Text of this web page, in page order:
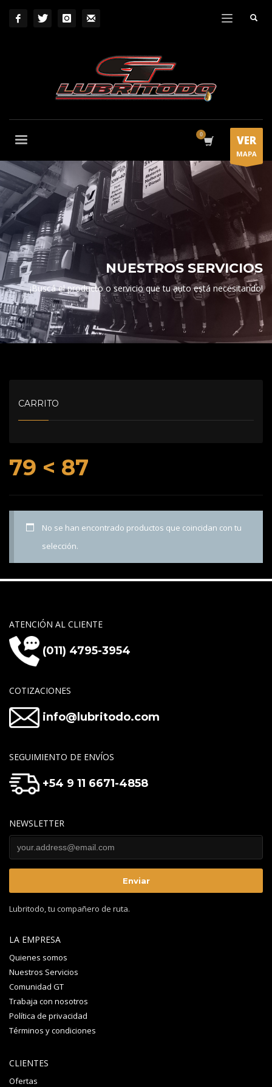
VER
MAPA
NUESTROS SERVICIOS
¡Buscá el producto o servicio que tu auto está necesitando!
79 < 87
No se han encontrado productos que coincidan con tu
selección.
CARRITO
ATENCIÓN AL CLIENTE
(011) 4795-3954
COTIZACIONES
info@lubritodo.com
SEGUIMIENTO DE ENVÍOS
+54 9 11 6671-4858
NEWSLETTER
Lubritodo, tu compañero de ruta.
LA EMPRESA
Quienes somos
Nuestros Servicios
Comunidad GT
Trabaja con nosotros
Política de privacidad
Términos y condiciones
CLIENTES
Ofertas